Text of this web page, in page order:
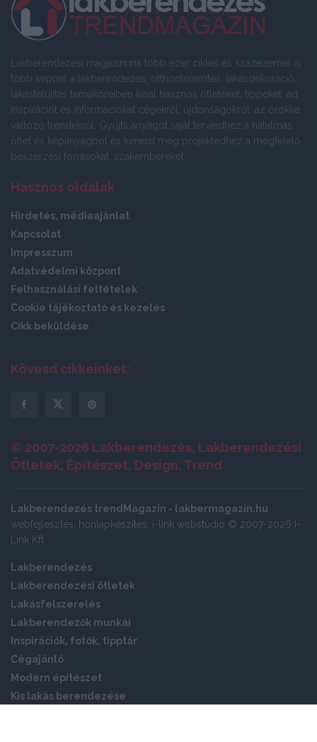
Lakberendezési magazinunk több ezer cikkel és százezernél is
több képpel a lakberendezés, otthonteremtés, lakásdekoráció,
lakásfelújítás témaköreiben kínál hasznos ötleteket, tippeket, ad
inspirációt és információkat cégekről, újdonságokról, az örökké
változó trendekről. Gyűjts anyagot saját terveidhez a hatalmas
ötlet és képanyagból és keresd meg projektedhez a megfelelő
beszerzési forrásokat, szakembereket.
Hasznos oldalak
Hirdetés, médiaajánlat
Kapcsolat
Impresszum
Adatvédelmi központ
Felhasználási feltételek
Cookie tájékoztató és kezelés
Cikk beküldése
Kövesd cikkeinket:
© 2007-2026 Lakberendezés, Lakberendezési
Ötletek, Építészet, Design, Trend
Lakberendezés trendMagazin - lakbermagazin.hu
webfejlesztés, honlapkészítés: i-link webstúdió © 2007-2026 I-
Link Kft
Lakberendezés
Lakberendezési ötletek
Lakásfelszerelés
Lakberendezők munkái
Inspirációk, fotók, tipptár
Cégajánló
Modern építészet
Kis lakás berendezése